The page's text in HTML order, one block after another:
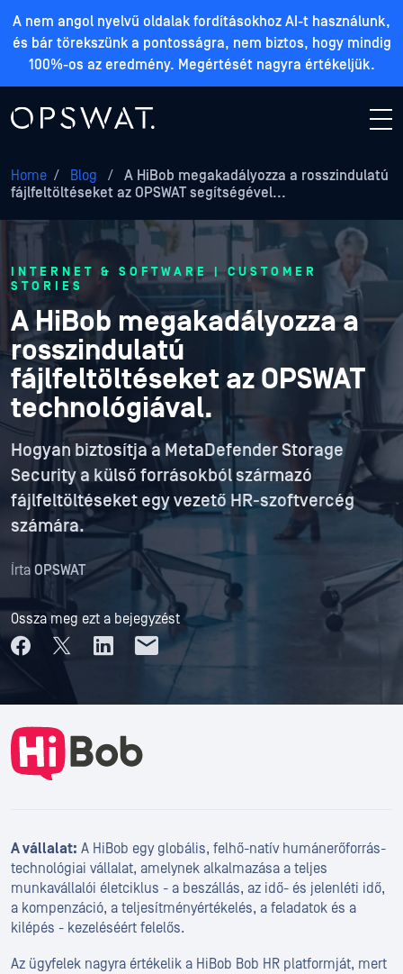
A nem angol nyelvű oldalak fordításokhoz AI-t használunk,
és bár törekszünk a pontosságra, nem biztos, hogy mindig
100%-os az eredmény. Megértését nagyra értékeljük.
Home / Blog /
A HiBob megakadályozza a rosszindulatú
fájlfeltöltéseket az OPSWAT segítségével...
INTERNET & SOFTWARE | CUSTOMER
STORIES
A HiBob megakadályozza a
rosszindulatú
fájlfeltöltéseket az OPSWAT
technológiával.
Hogyan biztosítja a MetaDefender Storage
Security a külső forrásokból származó
fájlfeltöltéseket egy vezető HR-szoftvercég
számára.
Írta OPSWAT
Ossza meg ezt a bejegyzést
A vállalat: A HiBob egy globális, felhő-natív humánerőforrás-
technológiai vállalat, amelynek alkalmazása a teljes
munkavállalói életciklus - a beszállás, az idő- és jelenléti idő,
a kompenzáció, a teljesítményértékelés, a feladatok és a
kilépés - kezeléséért felelős.
Az ügyfelek nagyra értékelik a HiBob Bob HR platformját, mert